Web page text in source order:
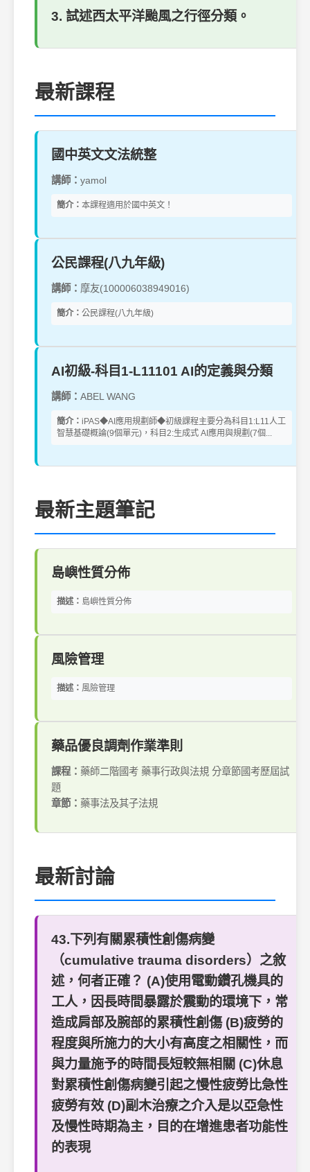
3. 試述西太平洋颱風之行徑分類。
最新課程
國中英文文法統整
講師： yamol
簡介： 本課程適用於國中英文！
公民課程(八九年級)
講師： 摩友(100006038949016)
簡介： 公民課程(八九年級)
AI初級-科目1-L11101 AI的定義與分類
講師： ABEL WANG
簡介： iPAS◆AI應用規劃師◆初級課程主要分為科目1:L11人工
智慧基礎概論(9個單元)，科目2:生成式 AI應用與規劃(7個...
最新主題筆記
島嶼性質分佈
描述： 島嶼性質分佈
風險管理
描述： 風險管理
藥品優良調劑作業準則
課程： 藥師二階國考 藥事行政與法規 分章節國考歷屆試
題
章節： 藥事法及其子法規
最新討論
43.下列有關累積性創傷病變
（cumulative trauma disorders）之敘
述，何者正確？ (A)使用電動鑽孔機具的
工人，因長時間暴露於震動的環境下，常
造成肩部及腕部的累積性創傷 (B)疲勞的
程度與所施力的大小有高度之相關性，而
與力量施予的時間長短較無相關 (C)休息
對累積性創傷病變引起之慢性疲勞比急性
疲勞有效 (D)副木治療之介入是以亞急性
及慢性時期為主，目的在增進患者功能性
的表現